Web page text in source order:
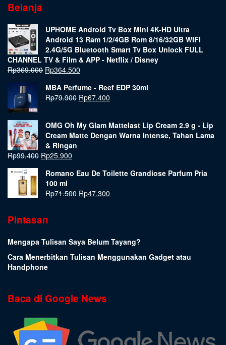
Belanja
UPHOME Android Tv Box Mini 4K-HD Ultra
Android 13 Ram 1/2/4GB Rom 8/16/32GB WIFI
2.4G/5G Bluetooth Smart Tv Box Unlock FULL
CHANNEL TV & Film & APP - Netflix / Disney
Rp369.000 Rp364.500
MBA Perfume - Reef EDP 30ml
Rp79.900 Rp67.400
OMG Oh My Glam Mattelast Lip Cream 2.9 g - Lip
Cream Matte Dengan Warna Intense, Tahan Lama
& Ringan
Rp99.400 Rp25.900
Romano Eau De Toilette Grandiose Parfum Pria
100 ml
Rp71.500 Rp47.300
Pintasan
Mengapa Tulisan Saya Belum Tayang?
Cara Menerbitkan Tulisan Menggunakan Gadget atau
Handphone
Baca di Google News